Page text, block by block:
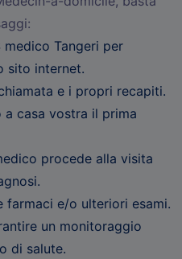
Tangeri per
sito internet.
e i propri recapiti.
casa vostra il prima
procede alla visita
farmaci e/o ulteriori esami.
un monitoraggio
di salute.